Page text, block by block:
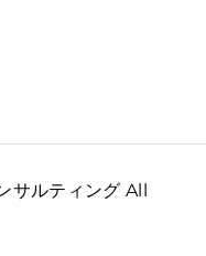
サルティング All